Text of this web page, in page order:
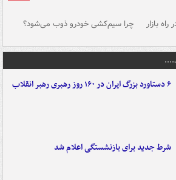
بازار چرا سیم‌کشی خودرو ذوب می‌شود؟
۶ دستاورد بزرگ ایران در ۱۶۰ روز رهبری رهبر انقلاب
شرط جدید برای بازنشستگی اعلام شد